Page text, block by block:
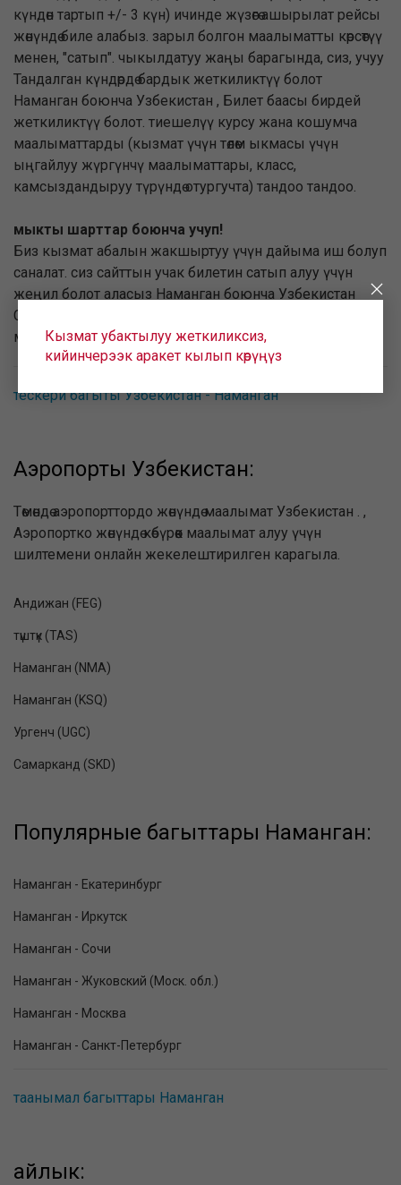
күндөн тартып +/- 3 күн) ичинде жүзөгө ашырылат рейсы
жөнүндө биле алабыз. зарыл болгон маалыматты көрсөтүү
менен, "сатып". чыкылдатуу жаңы барагында, сиз, учуу
Тандалган күндөрдө бардык жеткиликтүү болот
Наманган боюнча Узбекистан , Билет баасы бирдей
жеткиликтүү болот. тиешелүү курсу жана кошумча
маалыматтарды (кызмат үчүн төлөм ыкмасы үчүн
ыңгайлуу жүргүнчү маалыматтары, класс,
камсыздандыруу түрүндө отургучта) тандоо тандоо.
мыкты шарттар боюнча учуп!
Биз кызмат абалын жакшыртуу үчүн дайыма иш болуп
саналат. сиз сайттын учак билетин сатып алуу үчүн
жеңил болот аласыз Наманган боюнча Узбекистан
Сенин по маршруту боюнча бардык зарыл болгон
маалыматтарды билүүгө болот.
тескери багыты Узбекистан - Наманган
Аэропорты Узбекистан:
Төмөндө аэропорттордо жөнүндө маалымат Узбекистан . ,
Аэропортко жөнүндө көбүрөөк маалымат алуу үчүн
шилтемени онлайн жекелештирилген карагыла.
Андижан (FEG)
түштүк (TAS)
Наманган (NMA)
Наманган (KSQ)
Ургенч (UGC)
Самарканд (SKD)
Популярные багыттары Наманган:
Наманган - Екатеринбург
Наманган - Иркутск
Наманган - Сочи
Наманган - Жуковский (Моск. обл.)
Наманган - Москва
Наманган - Санкт-Петербург
таанымал багыттары Наманган
айлык:
Кызмат убактылуу жеткиликсиз,
кийинчерээк аракет кылып көрүңүз